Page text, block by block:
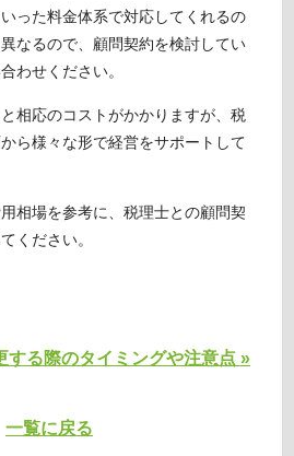
った料金体系で対応してくれるの
なるので、顧問契約を検討してい
わせください。
相応のコストがかかりますが、税
ら様々な形で経営をサポートして
相場を参考に、税理士との顧問契
ください。
する際のタイミングや注意点 »
一覧に戻る